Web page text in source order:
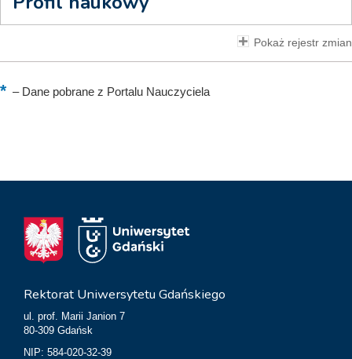
Pokaż rejestr zmian
–Dane pobrane z Portalu Nauczyciela
Rektorat Uniwersytetu Gdańskiego
ul. prof. Marii Janion 7
80-309 Gdańsk
NIP: 584-020-32-39